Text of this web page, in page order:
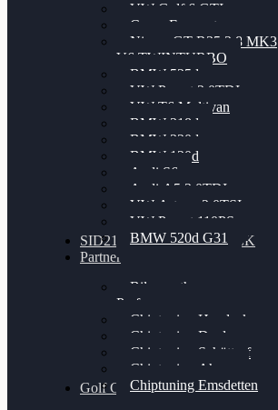
VW Golf 6 GTI
Cupra Formentor
Nissan GT-R35 3.8 MK3
V6 TWINTURBO
BMW 525d
VW Passat 2.0TDI
VW T6 Multivan
BMW 318d
BMW 320d
BMW 120d
Audi S6
Audi A5 3.0TDI
VW Arteon 2.0TSI
VW Passat 110PS
BMW 520d G31
SID212 / 212EVO UNLOCK
Partner
Bilgenroth
Performance
Chiptuning Herzlacke
Chiptuning Duelmen
Chiptuning Schüttorf
Chiptuning Ahaus
Chiptuning Emsdetten
Golf Gewinnspiel